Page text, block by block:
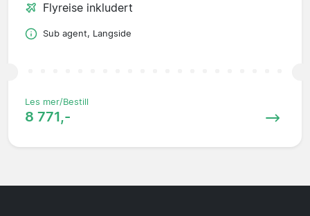
Flyreise inkludert
Sub agent, Langside
Les mer/Bestill
8 771,-